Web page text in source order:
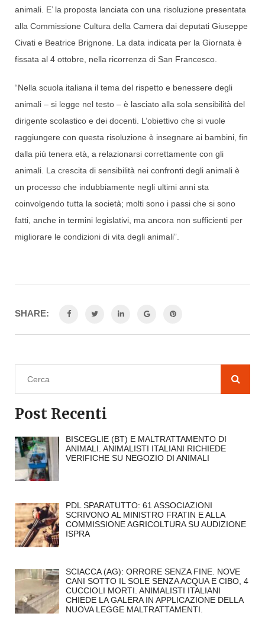
animali. E’ la proposta lanciata con una risoluzione presentata
alla Commissione Cultura della Camera dai deputati Giuseppe
Civati e Beatrice Brignone. La data indicata per la Giornata è
fissata al 4 ottobre, nella ricorrenza di San Francesco.
“Nella scuola italiana il tema del rispetto e benessere degli
animali – si legge nel testo – è lasciato alla sola sensibilità del
dirigente scolastico e dei docenti. L’obiettivo che si vuole
raggiungere con questa risoluzione è insegnare ai bambini, fin
dalla più tenera età, a relazionarsi correttamente con gli
animali. La crescita di sensibilità nei confronti degli animali è
un processo che indubbiamente negli ultimi anni sta
coinvolgendo tutta la società; molti sono i passi che si sono
fatti, anche in termini legislativi, ma ancora non sufficienti per
migliorare le condizioni di vita degli animali”.
SHARE:
Post Recenti
BISCEGLIE (BT) E MALTRATTAMENTO DI
ANIMALI. ANIMALISTI ITALIANI RICHIEDE
VERIFICHE SU NEGOZIO DI ANIMALI
PDL SPARATUTTO: 61 ASSOCIAZIONI
SCRIVONO AL MINISTRO FRATIN E ALLA
COMMISSIONE AGRICOLTURA SU AUDIZIONE
ISPRA
SCIACCA (AG): ORRORE SENZA FINE. NOVE
CANI SOTTO IL SOLE SENZA ACQUA E CIBO, 4
CUCCIOLI MORTI. ANIMALISTI ITALIANI
CHIEDE LA GALERA IN APPLICAZIONE DELLA
NUOVA LEGGE MALTRATTAMENTI.